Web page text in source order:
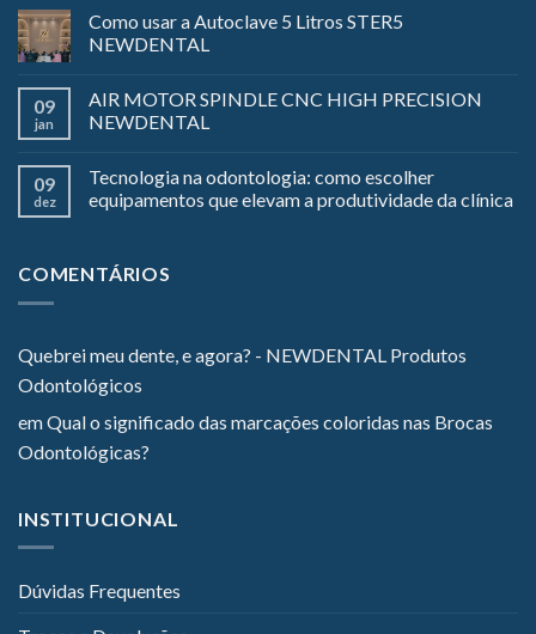
Como usar a Autoclave 5 Litros STER5
NEWDENTAL
09
jan
AIR MOTOR SPINDLE CNC HIGH PRECISION
NEWDENTAL
09
dez
Tecnologia na odontologia: como escolher
equipamentos que elevam a produtividade da clínica
COMENTÁRIOS
Quebrei meu dente, e agora? - NEWDENTAL Produtos
Odontológicos
emQual o significado das marcações coloridas nas Brocas
Odontológicas?
INSTITUCIONAL
Dúvidas Frequentes